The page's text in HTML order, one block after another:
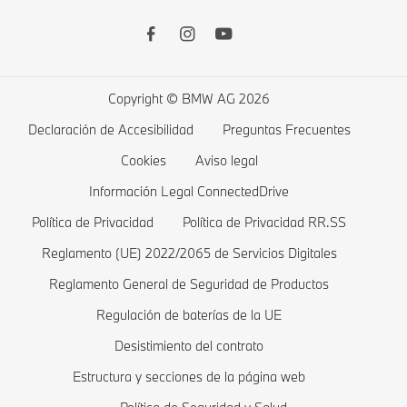
Tienda
Comparar
Tienda BMW Lifestyle
Valoración de BMW
Pide una prueba
BMW Serie 2
BMW Serie M
BMW Berlinas
BMW Concept cars
BMW Vehículos blindados
Costes de un vehículos eléctrico
Híbridos enchufables BMW
Copyright © BMW AG 2026
Declaración de Accesibilidad
Preguntas Frecuentes
Cookies
Aviso legal
Información Legal ConnectedDrive
Política de Privacidad
Política de Privacidad RR.SS
Reglamento (UE) 2022/2065 de Servicios Digitales
Reglamento General de Seguridad de Productos
Regulación de baterías de la UE
Desistimiento del contrato
Estructura y secciones de la página web